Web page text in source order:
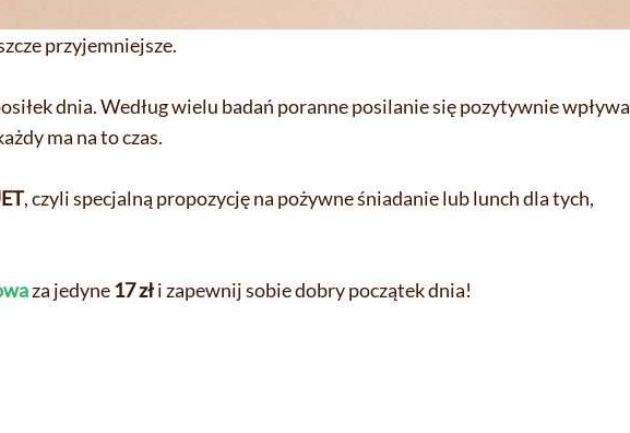
przyjemniejsze.
dnia. Według wielu badań poranne posilanie się pozytywnie wpływa
ma na to czas.
, czyli specjalną propozycję na pożywne śniadanie lub lunch dla tych,
za jedyne 17 złi zapewnij sobie dobry początek dnia!